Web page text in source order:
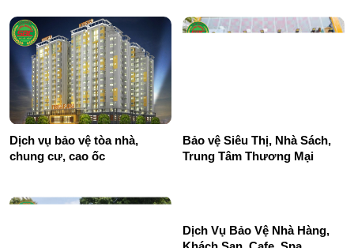
Dịch vụ bảo vệ tòa nhà,
chung cư, cao ốc
Bảo vệ Siêu Thị, Nhà Sách,
Trung Tâm Thương Mại